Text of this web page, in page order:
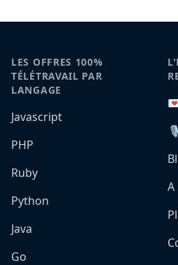
LES OFFRES 100%
TÉLÉTRAVAIL PAR
LANGAGE
Javascript
PHP
Ruby
Python
Java
Go
A